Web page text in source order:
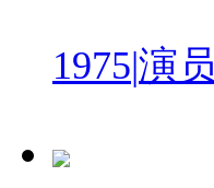
1975|演员